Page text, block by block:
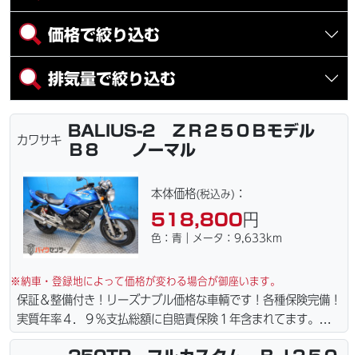
価格で絞り込む
排気量で絞り込む
カワサキ
BALIUS-2 ＺＲ２５０Ｂモデル
Ｂ８ ノーマル
本体価格(税込み) ：
518,800円
色：青｜メータ：9,633km
※納車・登録地によって価格が変わる場合が御座います。
保証＆整備付き！リーズナブル価格な車輌です！各種保険完備！
実質年率４．９％支払総額に自賠責保険１年含まれてます。全国
どこでも１万円〜4.5万円にて配達致します！！（離島の場合は